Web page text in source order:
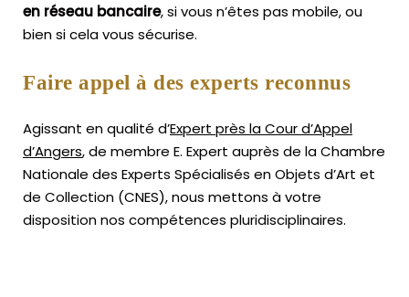
en réseau bancaire, si vous n’êtes pas mobile, ou
bien si cela vous sécurise.
Faire appel à des experts reconnus
Agissant en qualité d’Expert près la Cour d’Appel
d’Angers, de membre E. Expert auprès de laChambre
Nationale des Experts Spécialisés en Objets d’Art et
de Collection (CNES),nous mettons à votre
disposition nos compétences pluridisciplinaires.